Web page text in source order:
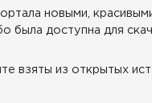
новыми,
доступна для
взяты из открытых